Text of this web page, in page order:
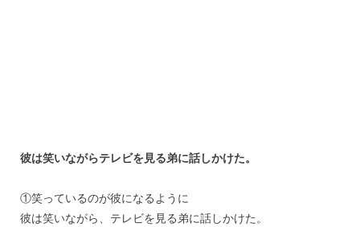
彼は笑いながらテレビを見る弟に話しかけた。
①笑っているのが彼になるように
彼は笑いながら、テレビを見る弟に話しかけた。